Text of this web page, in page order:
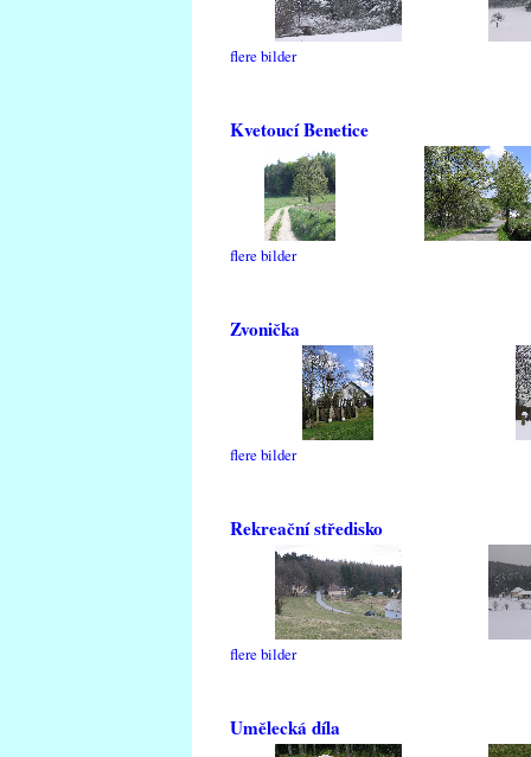
flere bilder
Kvetoucí Benetice
flere bilder
Zvonička
flere bilder
Rekreační středisko
flere bilder
Umělecká díla